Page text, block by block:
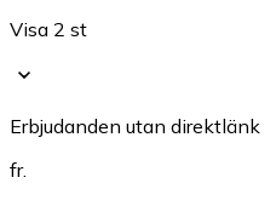
Visa 2 st
Erbjudanden utan direktlänk
fr.